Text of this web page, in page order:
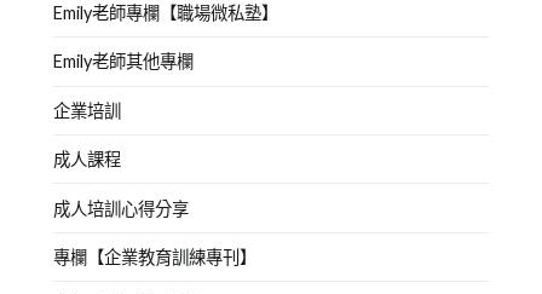
Emily老師專欄【職場微私塾】
Emily老師其他專欄
企業培訓
成人課程
成人培訓心得分享
專欄【企業教育訓練專刊】